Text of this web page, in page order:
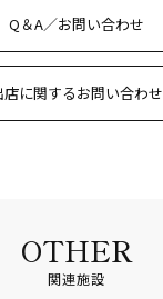
Q＆A／お問い合わせ
店に関するお問い合わせ
OTHER
関連施設